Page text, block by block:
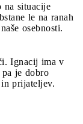
na situacije
le na ranah
osebnosti.
Ignacij ima v
je dobro
prijateljev.